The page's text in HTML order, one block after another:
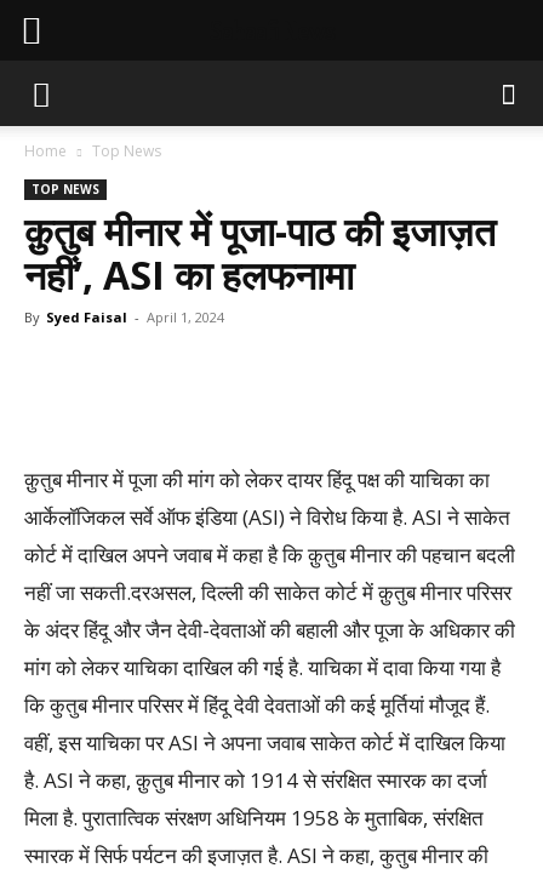
Home Top News
TOP NEWS
क़ुतुब मीनार में पूजा-पाठ की इजाज़त
नहीं’, ASI का हलफनामा
By Syed Faisal - April 1, 2024
क़ुतुब मीनार में पूजा की मांग को लेकर दायर हिंदू पक्ष की याचिका का
आर्केलॉजिकल सर्वे ऑफ इंडिया (ASI) ने विरोध किया है. ASI ने साकेत
कोर्ट में दाखिल अपने जवाब में कहा है कि क़ुतुब मीनार की पहचान बदली
नहीं जा सकती.दरअसल, दिल्ली की साकेत कोर्ट में क़ुतुब मीनार परिसर
के अंदर हिंदू और जैन देवी-देवताओं की बहाली और पूजा के अधिकार की
मांग को लेकर याचिका दाखिल की गई है. याचिका में दावा किया गया है
कि कुतुब मीनार परिसर में हिंदू देवी देवताओं की कई मूर्तियां मौजूद हैं.
वहीं, इस याचिका पर ASI ने अपना जवाब साकेत कोर्ट में दाखिल किया
है. ASI ने कहा, क़ुतुब मीनार को 1914 से संरक्षित स्मारक का दर्जा
मिला है. पुरातात्विक संरक्षण अधिनियम 1958 के मुताबिक, संरक्षित
स्मारक में सिर्फ पर्यटन की इजाज़त है. ASI ने कहा, कुतुब मीनार की